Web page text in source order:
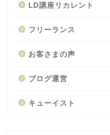
LD講座リカレント
フリーランス
お客さまの声
ブログ運営
キューイスト